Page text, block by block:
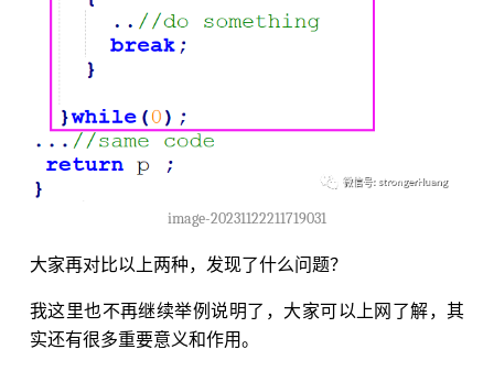
image-20231122211719031
大家再对比以上两种，发现了什么问题？
我这里也不再继续举例说明了，大家可以上网了解，其
实还有很多重要意义和作用。